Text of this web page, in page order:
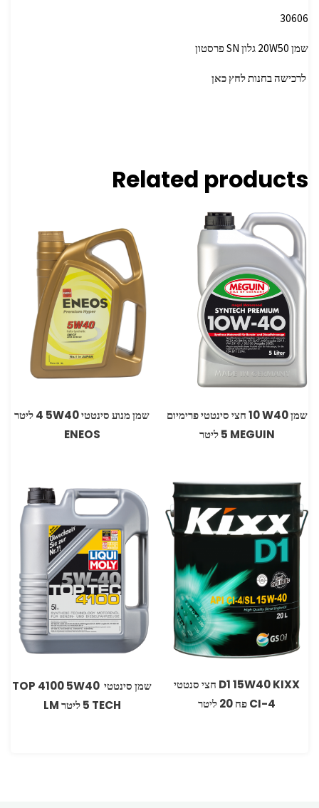
30606
שמן 20W50 גלון SN פרסטון
לרכישה בחנותלחץ כאן
Related products
שמן ‏W40 ‏10 חצי סינטטי פרימיום
שמן מנוע סינטטי ‏40‏W‏5 4 ‏ליטר
ENEOS
D1 15W40 KIXX‏ חצי סנטטי
CI-4 פח 20 ליטר
‏שמן סינטטי 5W40‏ 4100 ‏TOP
TECH ‏5 ליטר ‏LM